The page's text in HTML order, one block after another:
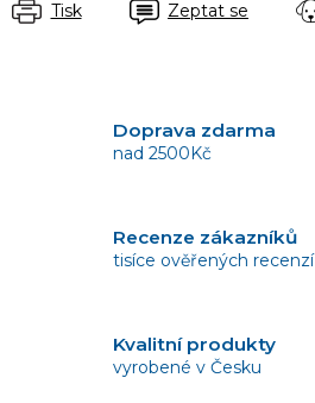
Tisk Zeptat se
Doprava zdarma
nad 2500Kč
Recenze zákazníků
tisíce ověřených recenzí
Kvalitní produkty
vyrobené v Česku